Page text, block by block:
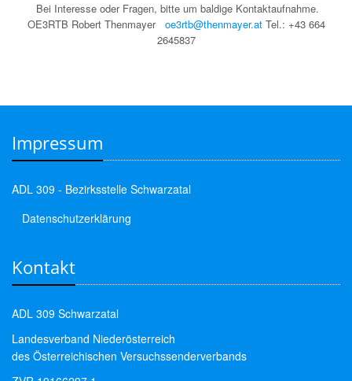
Bei Interesse oder Fragen, bitte um baldige Kontaktaufnahme.
OE3RTB Robert Thenmayer oe3rtb@thenmayer.atTel.: +43 664
2645837
Impressum
ADL 309 - Bezirksstelle Schwarzatal
Datenschutzerklärung
Kontakt
ADL 309 Schwarzatal
Landesverband Niederösterreich
des Österreichischen Versuchssenderverbands